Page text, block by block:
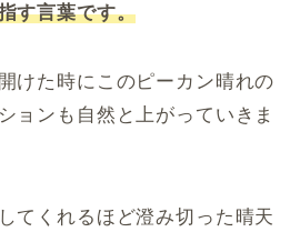
す言葉です。
けた時にこのピーカン晴れの
ョンも自然と上がっていきま
てくれるほど澄み切った晴天